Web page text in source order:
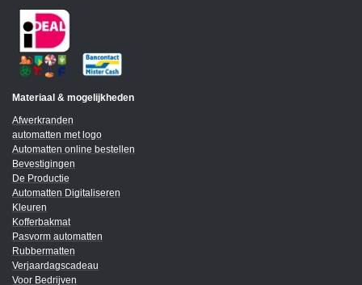
Materiaal & mogelijkheden
Afwerkranden
automatten met logo
Automatten online bestellen
Bevestigingen
De Productie
Automatten Digitaliseren
Kleuren
Kofferbakmat
Pasvorm automatten
Rubbermatten
Verjaardagscadeau
Voor Bedrijven